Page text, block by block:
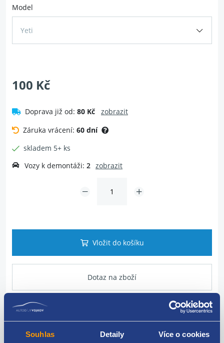
Souhlas Detaily Více o cookies
Model
Yeti
100 Kč
Doprava již od: 80 Kč
zobrazit
Záruka vrácení: 60 dní
skladem 5+ ks
Vozy k demontáži: 2 zobrazit
Vložit do košíku
Dotaz na zboží
Popis produktu